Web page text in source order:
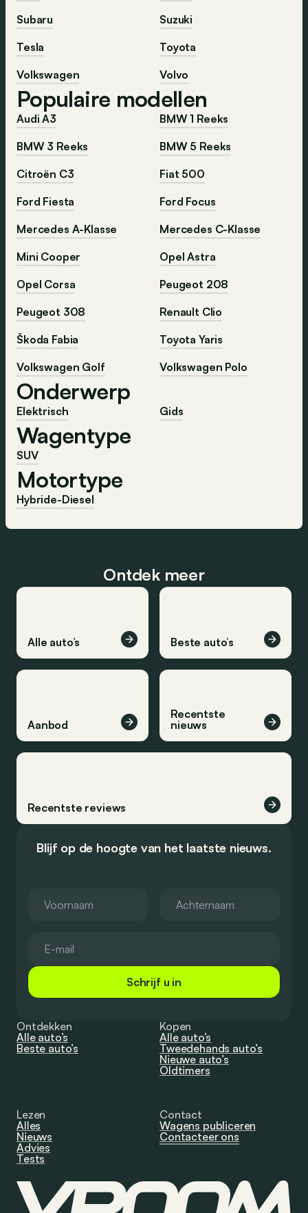
Subaru
Suzuki
Tesla
Toyota
Volkswagen
Volvo
Populaire modellen
Audi A3
BMW 1 Reeks
BMW 3 Reeks
BMW 5 Reeks
Citroën C3
Fiat 500
Ford Fiesta
Ford Focus
Mercedes A-Klasse
Mercedes C-Klasse
Mini Cooper
Opel Astra
Opel Corsa
Peugeot 208
Peugeot 308
Renault Clio
Škoda Fabia
Toyota Yaris
Volkswagen Golf
Volkswagen Polo
Onderwerp
Elektrisch Gids
Wagentype
SUV
Motortype
Hybride-Diesel
Ontdek meer
Alle auto’s Beste auto’s
Aanbod
Recentste
nieuws
Recentste reviews
Blijf op de hoogte van het laatste nieuws.
Schrijf u in
Ontdekken
Alle auto’s
Beste auto’s
Kopen
Alle auto’s
Tweedehands auto’s
Nieuwe auto’s
Oldtimers
Lezen
Alles
Nieuws
Advies
Tests
Contact
Wagens publiceren
Contacteer ons